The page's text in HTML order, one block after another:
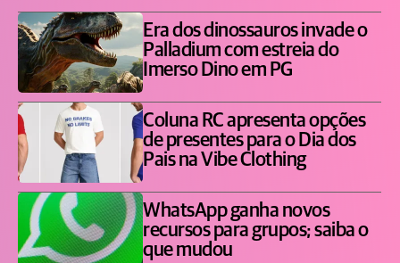
Era dos dinossauros invade o
Palladium com estreia do
Imerso Dino em PG
Coluna RC apresenta opções
de presentes para o Dia dos
Pais na Vibe Clothing
WhatsApp ganha novos
recursos para grupos; saiba o
que mudou